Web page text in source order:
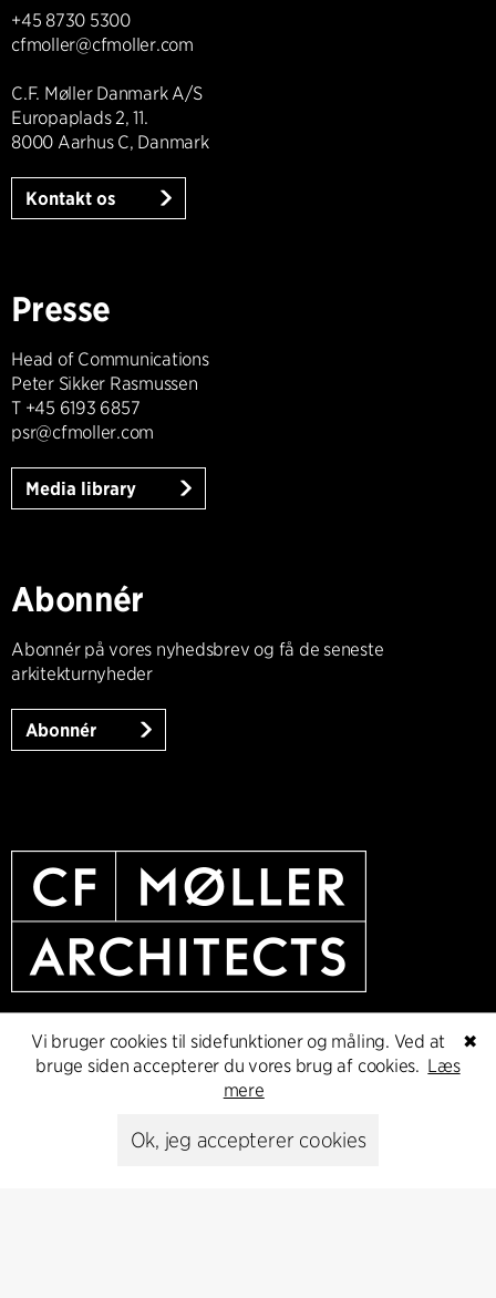
+45 8730 5300
cfmoller@cfmoller.com
C.F. Møller Danmark A/S
Europaplads 2, 11.
8000 Aarhus C, Danmark
Kontakt os
Presse
Head of Communications
Peter Sikker Rasmussen
T +45 6193 6857
psr@cfmoller.com
Media library
Abonnér
Abonnér på vores nyhedsbrev og få de seneste
arkitekturnyheder
Abonnér
✖
Vi bruger cookies til sidefunktioner og måling. Ved at
bruge siden accepterer du vores brug af cookies. Læs
mere
Ok, jeg accepterer cookies